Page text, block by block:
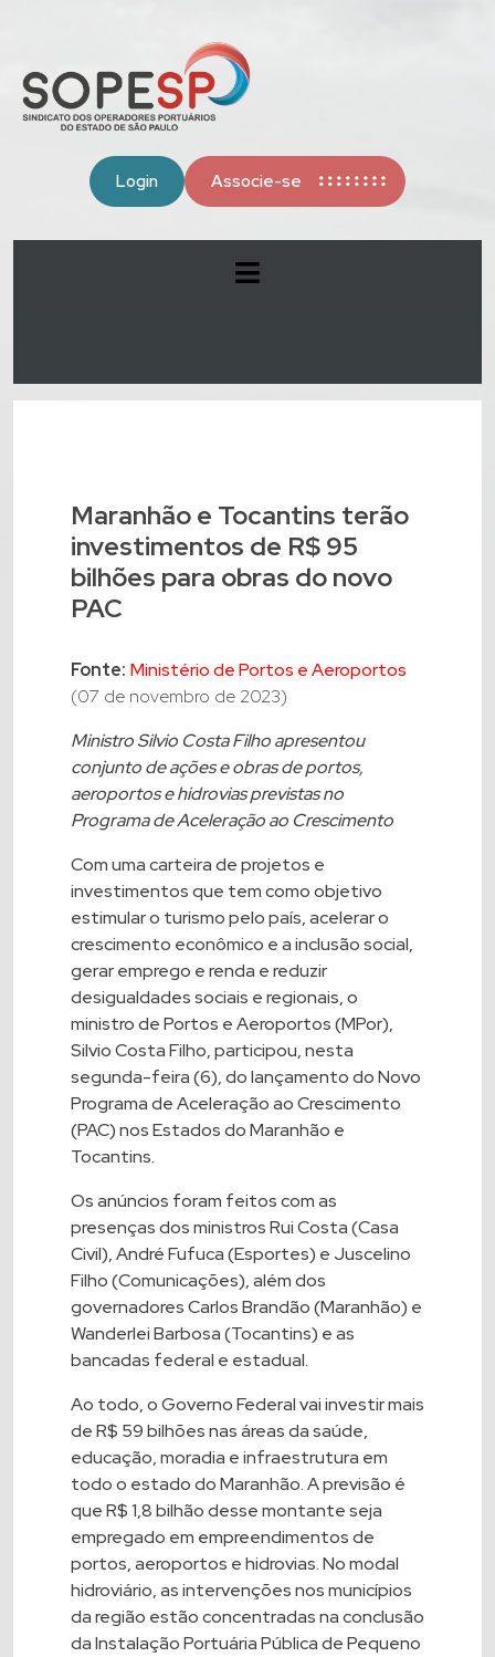
Login Associe-se
Maranhão e Tocantins terão
investimentos de R$ 95
bilhões para obras do novo
PAC
Fonte: Ministério de Portos e Aeroportos
(07 de novembro de 2023)
Ministro Silvio Costa Filho apresentou
conjunto de ações e obras de portos,
aeroportos e hidrovias previstas no
Programa de Aceleração ao Crescimento
Com uma carteira de projetos e
investimentos que tem como objetivo
estimular o turismo pelo país, acelerar o
crescimento econômico e a inclusão social,
gerar emprego e renda e reduzir
desigualdades sociais e regionais, o
ministro de Portos e Aeroportos (MPor),
Silvio Costa Filho, participou, nesta
segunda-feira (6), do lançamento do Novo
Programa de Aceleração ao Crescimento
(PAC) nos Estados do Maranhão e
Tocantins.
Os anúncios foram feitos com as
presenças dos ministros Rui Costa (Casa
Civil), André Fufuca (Esportes) e Juscelino
Filho (Comunicações), além dos
governadores Carlos Brandão (Maranhão) e
Wanderlei Barbosa (Tocantins) e as
bancadas federal e estadual.
Ao todo, o Governo Federal vai investir mais
de R$ 59 bilhões nas áreas da saúde,
educação, moradia e infraestrutura em
todo o estado do Maranhão. A previsão é
que R$ 1,8 bilhão desse montante seja
empregado em empreendimentos de
portos, aeroportos e hidrovias. No modal
hidroviário, as intervenções nos municípios
da região estão concentradas na conclusão
da Instalação Portuária Pública de Pequeno